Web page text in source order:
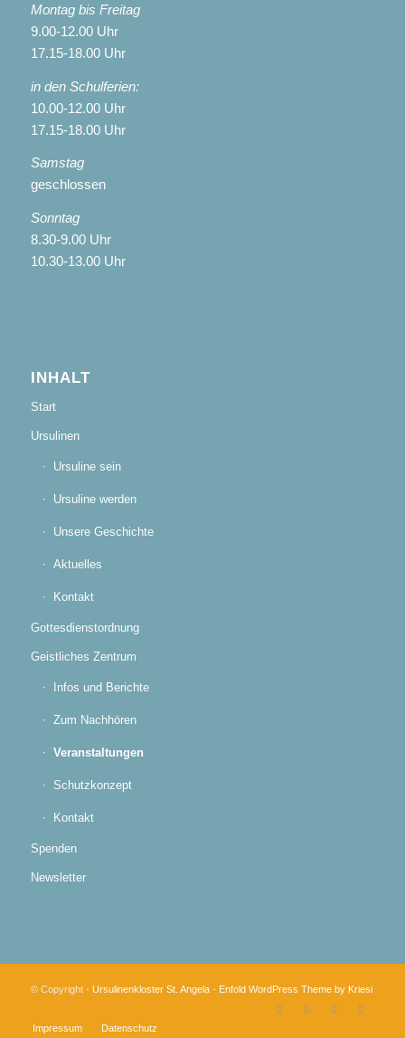
Montag bis Freitag
9.00-12.00 Uhr
17.15-18.00 Uhr
in den Schulferien:
10.00-12.00 Uhr
17.15-18.00 Uhr
Samstag
geschlossen
Sonntag
8.30-9.00 Uhr
10.30-13.00 Uhr
INHALT
Start
Ursulinen
Ursuline sein
Ursuline werden
Unsere Geschichte
Aktuelles
Kontakt
Gottesdienstordnung
Geistliches Zentrum
Infos und Berichte
Zum Nachhören
Veranstaltungen
Schutzkonzept
Kontakt
Spenden
Newsletter
© Copyright - Ursulinenkloster St. Angela- Enfold WordPress Theme by Kriesi
Impressum Datenschutz